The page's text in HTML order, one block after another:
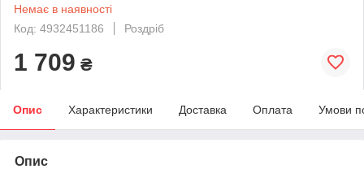
Немає в наявності
Код: 4932451186
Роздріб
1 709 ₴
Опис Характеристики Доставка Оплата Умови
Опис